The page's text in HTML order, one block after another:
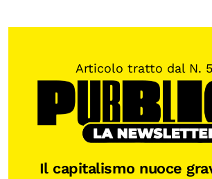
Articolo tratto dal N.
Il capitalismo nuoce